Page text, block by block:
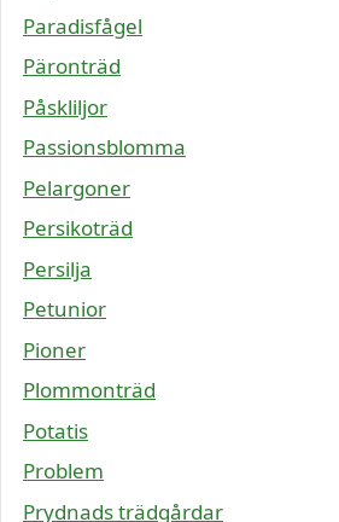
Paradisfågel
Päronträd
Påskliljor
Passionsblomma
Pelargoner
Persikoträd
Persilja
Petunior
Pioner
Plommonträd
Potatis
Problem
Prydnads trädgårdar